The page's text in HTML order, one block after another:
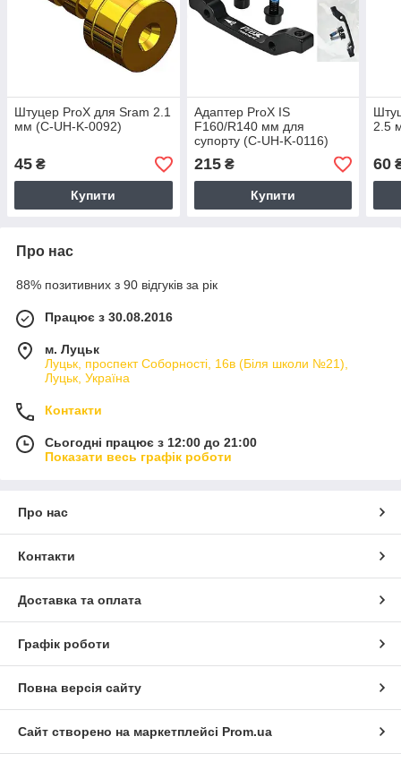
Штуцер ProX для Sram 2.1
мм (C-UH-K-0092)
45 ₴
Купити
Адаптер ProX IS
F160/R140 мм для
супорту (C-UH-K-0116)
215₴
Купити
2.5
60
Про нас
88% позитивних з 90 відгуків за рік
Працює з 30.08.2016
м. Луцьк
Луцьк, проспект Соборності, 16в (Біля школи №21),
Луцьк, Україна
Контакти
Сьогодні працює з 12:00 до 21:00
Показати весь графік роботи
Про нас
Контакти
Доставка та оплата
Графік роботи
Повна версія сайту
Сайт створено на маркетплейсі Prom.ua